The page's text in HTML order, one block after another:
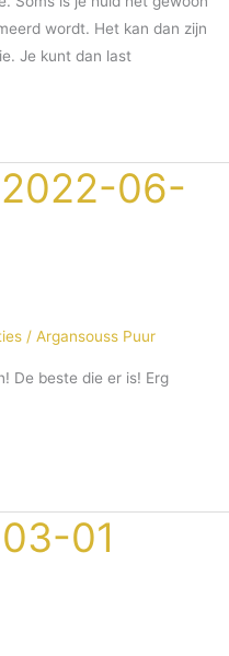
wordt. Het kan dan zijn
Je kunt dan last
06-
/ Argansouss Puur
De beste die er is! Erg
01